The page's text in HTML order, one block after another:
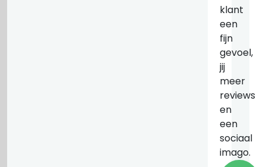
klant
een
fijn
gevoel,
jij
meer
reviews
en
een
sociaal
imago.